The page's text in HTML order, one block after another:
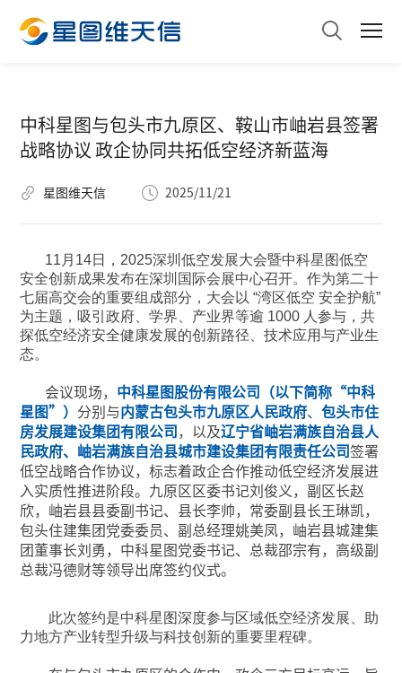
中科星图与包头市九原区、鞍山市岫岩县签署
战略协议 政企协同共拓低空经济新蓝海
星图维天信 2025/11/21
11月14日，2025深圳低空发展大会暨中科星图低空
安全创新成果发布在深圳国际会展中心召开。作为第二十
七届高交会的重要组成部分，大会以 “湾区低空 安全护航”
为主题，吸引政府、学界、产业界等逾 1000 人参与，共
探低空经济安全健康发展的创新路径、技术应用与产业生
态。
会议现场， 中科星图股份有限公司（以下简称“中科
星图”） 分别与内蒙古包头市九原区人民政府、包头市住
房发展建设集团有限公司 ，以及辽宁省岫岩满族自治县人
民政府、岫岩满族自治县城市建设集团有限责任公司 签署
低空战略合作协议，标志着政企合作推动低空经济发展进
入实质性推进阶段。九原区区委书记刘俊义，副区长赵
欣，岫岩县县委副书记、县长李帅，常委副县长王琳凯，
包头住建集团党委委员、副总经理姚美凤，岫岩县城建集
团董事长刘勇，中科星图党委书记、总裁邵宗有，高级副
总裁冯德财等领导出席签约仪式。
此次签约是中科星图深度参与区域低空经济发展、助
力地方产业转型升级与科技创新的重要里程碑。